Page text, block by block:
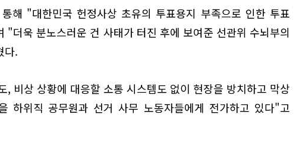
해 "대한민국 헌정사상 초유의 투표용지 부족으로 인한 투표
"더욱 분노스러운 건 사태가 터진 후에 보여준 선관위 수뇌부의
다.
, 비상 상황에 대응할 소통 시스템도 없이 현장을 방치하고 막상
하위직 공무원과 선거 사무 노동자들에게 전가하고 있다"고